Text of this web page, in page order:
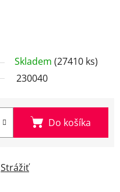
Skladem (27410 ks)
230040
Do košíka
Strážiť